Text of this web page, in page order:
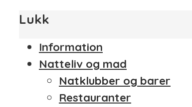
Lukk
Information
Natteliv og mad
Natklubber og barer
Restauranter